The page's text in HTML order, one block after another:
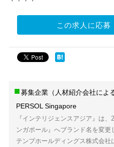
この求人に応募
募集企業（人材紹介会社によ
PERSOL Singapore
『インテリジェンスアジア』は
ンガポール』へブランド名を変
テンプホールディングス株式会社